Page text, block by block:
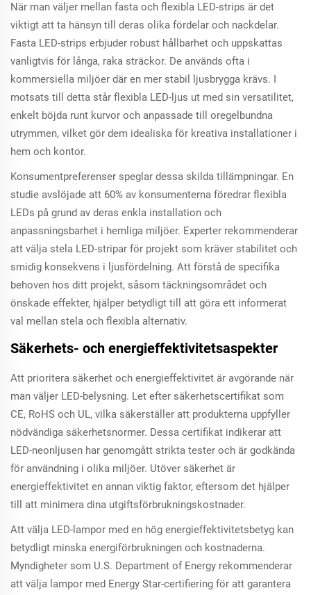
När man väljer mellan fasta och flexibla LED-strips är det
viktigt att ta hänsyn till deras olika fördelar och nackdelar.
Fasta LED-strips erbjuder robust hållbarhet och uppskattas
vanligtvis för långa, raka sträckor. De används ofta i
kommersiella miljöer där en mer stabil ljusbrygga krävs. I
motsats till detta står flexibla LED-ljus ut med sin versatilitet,
enkelt böjda runt kurvor och anpassade till oregelbundna
utrymmen, vilket gör dem idealiska för kreativa installationer i
hem och kontor.
Konsumentpreferenser speglar dessa skilda tillämpningar. En
studie avslöjade att 60% av konsumenterna föredrar flexibla
LEDs på grund av deras enkla installation och
anpassningsbarhet i hemliga miljöer. Experter rekommenderar
att välja stela LED-stripar för projekt som kräver stabilitet och
smidig konsekvens i ljusfördelning. Att förstå de specifika
behoven hos ditt projekt, såsom täckningsområdet och
önskade effekter, hjälper betydligt till att göra ett informerat
val mellan stela och flexibla alternativ.
Säkerhets- och energieffektivitetsaspekter
Att prioritera säkerhet och energieffektivitet är avgörande när
man väljer LED-belysning. Let efter säkerhetscertifikat som
CE, RoHS och UL, vilka säkerställer att produkterna uppfyller
nödvändiga säkerhetsnormer. Dessa certifikat indikerar att
LED-neonljusen har genomgått strikta tester och är godkända
för användning i olika miljöer. Utöver säkerhet är
energieffektivitet en annan viktig faktor, eftersom det hjälper
till att minimera dina utgiftsförbrukningskostnader.
Att välja LED-lampor med en hög energieffektivitetsbetyg kan
betydligt minska energiförbrukningen och kostnaderna.
Myndigheter som U.S. Department of Energy rekommenderar
att välja lampor med Energy Star-certifiering för att garantera